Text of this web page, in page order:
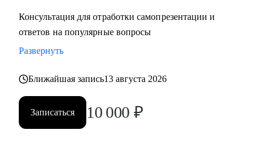
Консультация для отработки самопрезентации и
ответов на популярные вопросы
Развернуть
Ближайшая запись13 августа 2026
Записаться 10 000 ₽